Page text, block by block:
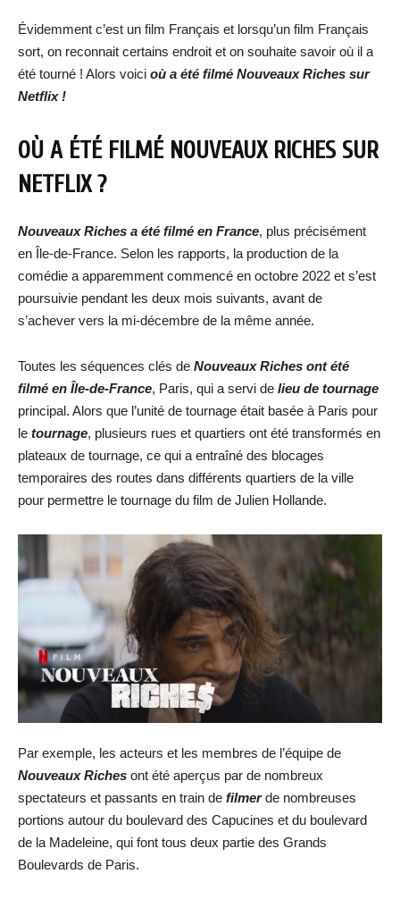
Évidemment c’est un film Français et lorsqu’un film Français
sort, on reconnait certains endroit et on souhaite savoir où il a
été tourné ! Alors voici où a été filmé Nouveaux Riches sur
Netflix !
OÙ A ÉTÉ FILMÉ NOUVEAUX RICHES SUR
NETFLIX ?
Nouveaux Riches a été filmé en France, plus précisément
en Île-de-France. Selon les rapports, la production de la
comédie a apparemment commencé en octobre 2022 et s’est
poursuivie pendant les deux mois suivants, avant de
s’achever vers la mi-décembre de la même année.
Toutes les séquences clés de Nouveaux Riches ont été
filmé en Île-de-France, Paris, qui a servi de lieu de tournage
principal. Alors que l’unité de tournage était basée à Paris pour
le tournage, plusieurs rues et quartiers ont été transformés en
plateaux de tournage, ce qui a entraîné des blocages
temporaires des routes dans différents quartiers de la ville
pour permettre le tournage du film de Julien Hollande.
Par exemple, les acteurs et les membres de l’équipe de
Nouveaux Riches ont été aperçus par de nombreux
spectateurs et passants en train de filmerde nombreuses
portions autour du boulevard des Capucines et du boulevard
de la Madeleine, qui font tous deux partie des Grands
Boulevards de Paris.